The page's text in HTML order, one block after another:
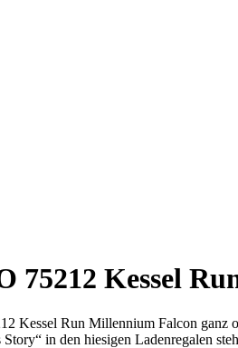
75212 Kessel
Kessel Run Millennium Falcon
in den hiesigen Ladenregalen